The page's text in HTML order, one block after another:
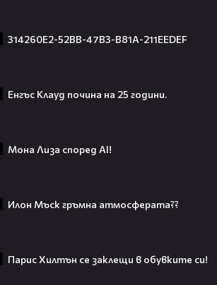
314260E2-52BB-47B3-B81A-211EEDEF
Енгъс Клауд почина на 25 години.
Мона Лиза според AI!
Илон Мъск гръмна атмосферата??
Парис Хилтън се заклещи в обувките си!
театралната сцена👀⚽